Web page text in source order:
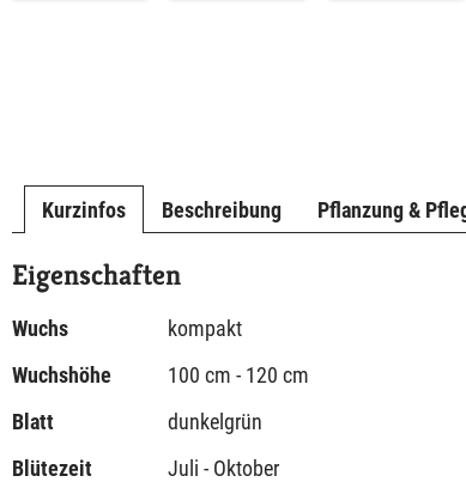
Kurzinfos Beschreibung Pflanzung &
Eigenschaften
Wuchs
kompakt
Wuchshöhe
100 cm - 120 cm
Blatt
dunkelgrün
Blütezeit
Juli - Oktober